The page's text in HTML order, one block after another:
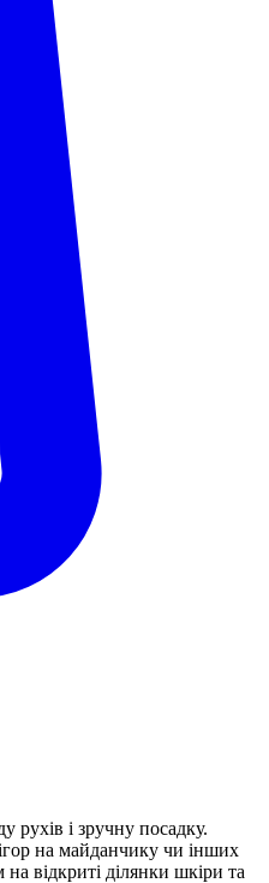
рухів і зручну посадку.
на майданчику чи інших
відкриті ділянки шкіри та